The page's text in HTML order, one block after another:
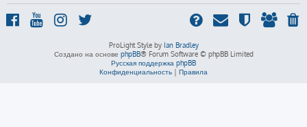
ProLight Style by Ian Bradley
Создано на основе phpBB® Forum Software © phpBB Limited
Русская поддержка phpBB
Конфиденциальность | Правила